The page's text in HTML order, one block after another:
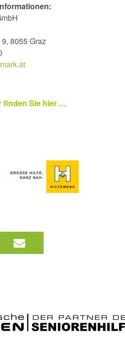
8055 Graz
finden Sie hier …